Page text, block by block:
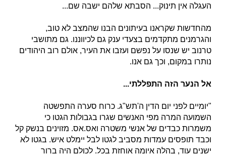
העגלה אין תינוק... הסבתא שלהם ישבה שם...
מהחדשות שקראנו בעיתונים הבנו שהמצב לא טוב,
והגרמנים מתקדמים בצעדי ענק גם לכיווננו. גם מתושבי
טרנוב יש שנסו על נפשם ועזבו את העיר, אולם רוב היהודים
נותרו במקום, וכך גם אנו.
אל הנער הזה התפללתי...
"יומיים לפני יום הדין ה'תש"ג. כרוח סערה התפשטה
השמועה המרה מפי האנשים שגרו בגבולות הגטו כי
משמרות כבדים של אנשי משטרה ואס.אס. מזוינים בנשק קל
וכבד תופסים עמדות מסביב לגטו לבל יימלט איש. בגטו לא
ישנים עוד, בהלה איומה אוחזת בכל. לכולם היה ברור